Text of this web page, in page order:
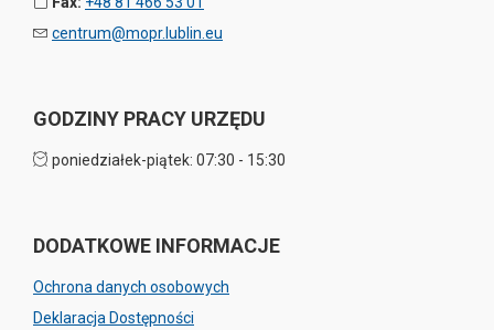
centrum@mopr.lublin.eu
GODZINY PRACY URZĘDU
poniedziałek-piątek: 07:30 - 15:30
DODATKOWE INFORMACJE
Ochrona danych osobowych
Deklaracja Dostępności